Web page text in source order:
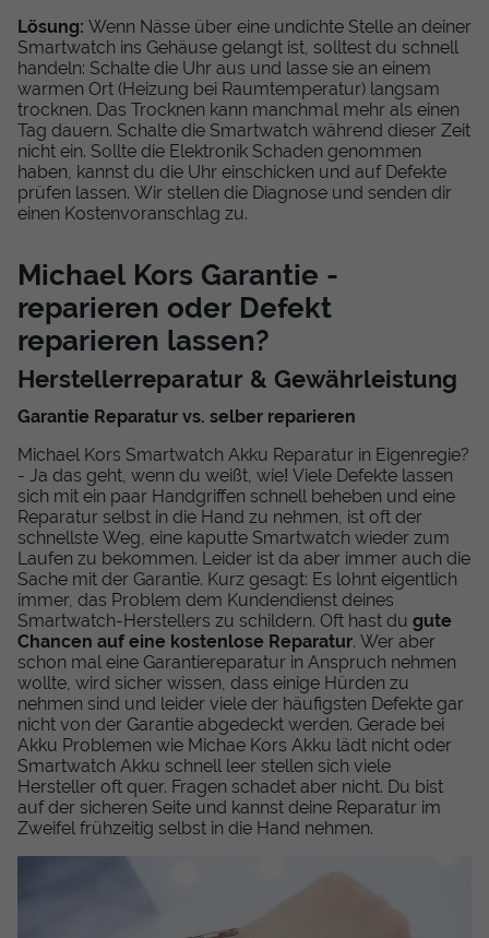
Lösung: Wenn Nässe über eine undichte Stelle an deiner
Smartwatch ins Gehäuse gelangt ist, solltest du schnell
handeln: Schalte die Uhr aus und lasse sie an einem
warmen Ort (Heizung bei Raumtemperatur) langsam
trocknen. Das Trocknen kann manchmal mehr als einen
Tag dauern. Schalte die Smartwatch während dieser Zeit
nicht ein. Sollte die Elektronik Schaden genommen
haben, kannst du die Uhr einschicken und auf Defekte
prüfen lassen. Wir stellen die Diagnose und senden dir
einen Kostenvoranschlag zu.
Michael Kors Garantie -
reparieren oder Defekt
reparieren lassen?
Herstellerreparatur & Gewährleistung
Garantie Reparatur vs. selber reparieren
Michael Kors Smartwatch Akku Reparatur in Eigenregie?
- Ja das geht, wenn du weißt, wie! Viele Defekte lassen
sich mit ein paar Handgriffen schnell beheben und eine
Reparatur selbst in die Hand zu nehmen, ist oft der
schnellste Weg, eine kaputte Smartwatch wieder zum
Laufen zu bekommen. Leider ist da aber immer auch die
Sache mit der Garantie. Kurz gesagt: Es lohnt eigentlich
immer, das Problem dem Kundendienst deines
Smartwatch-Herstellers zu schildern. Oft hast du gute
Chancen auf eine kostenlose Reparatur. Wer aber
schon mal eine Garantiereparatur in Anspruch nehmen
wollte, wird sicher wissen, dass einige Hürden zu
nehmen sind und leider viele der häufigsten Defekte gar
nicht von der Garantie abgedeckt werden. Gerade bei
Akku Problemen wie Michae Kors Akku lädt nicht oder
Smartwatch Akku schnell leer stellen sich viele
Hersteller oft quer. Fragen schadet aber nicht. Du bist
auf der sicheren Seite und kannst deine Reparatur im
Zweifel frühzeitig selbst in die Hand nehmen.